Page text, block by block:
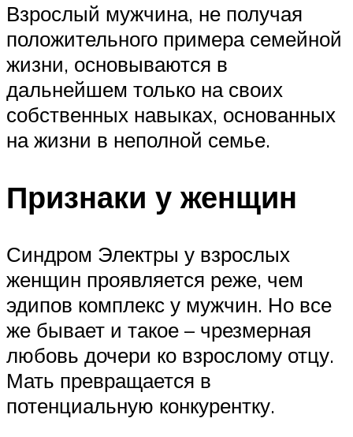
Взрослый мужчина, не получая
положительного примера семейной
жизни, основываются в
дальнейшем только на своих
собственных навыках, основанных
на жизни в неполной семье.
Признаки у женщин
Синдром Электры у взрослых
женщин проявляется реже, чем
эдипов комплекс у мужчин. Но все
же бывает и такое – чрезмерная
любовь дочери ко взрослому отцу.
Мать превращается в
потенциальную конкурентку.